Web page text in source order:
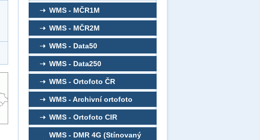
WMS - MČR1M
WMS - MČR2M
WMS - Data50
WMS - Data250
WMS - Ortofoto ČR
WMS - Archivní ortofoto
WMS - Ortofoto CIR
WMS - DMR 4G (Stínovaný